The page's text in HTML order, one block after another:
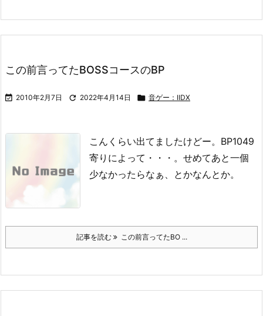
この前言ってたBOSSコースのBP
 2010年2月7日  2022年4月14日  音ゲー：IIDX
こんくらい出てましたけどー。 BP1049
寄りによって・・・。 せめてあと一個
少なかったらなぁ、とかなんとか。
記事を読む この前言ってたBO ...